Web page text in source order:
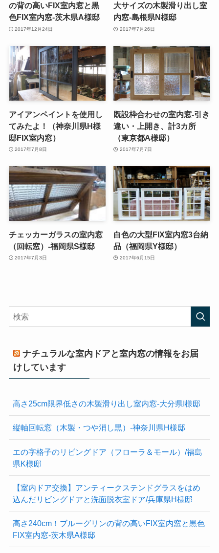
の背の高いFIX室内窓と黒
色FIX室内窓-茨木県A様邸
2017年12月24日
大サイズの木製滑り出し室
内窓-島根県N様邸
2017年7月26日
アイアンペイントを使用し
てみたよ！（神奈川県H様
邸FIX室内窓）
2017年7月8日
既設枠合わせの室内窓-引き
違い・上開き、計3カ所
（東京都A様邸）
2017年7月7日
チェッカーガラスの室内窓
（回転窓）-福岡県S様邸
2017年7月3日
白色の大型FIX室内窓3台納
品（福岡県Y様邸）
2017年6月15日
ナチュラルな室内ドアと室内窓の情報をお届
けしています
高さ25cm限界低さの木製滑り出し室内窓-大分県I様邸
縦軸回転窓（木製・つや消し黒）-神奈川県H様邸
エの字格子のリビングドア（フローラ＆モール）/福島
県K様邸
【室内ドア交換】アンティークステンドグラスをはめ
込んだリビングドアと洗面脱衣室ドア/兵庫県H様邸
高さ240cm！ブルーグリンの背の高いFIX室内窓と黒色
FIX室内窓-茨木県A様邸